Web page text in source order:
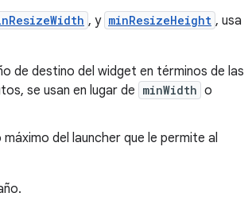
, y minResizeHeight , usa
de destino del widget en términos de las
se usan en lugar de minWidth o
del launcher que le permite al